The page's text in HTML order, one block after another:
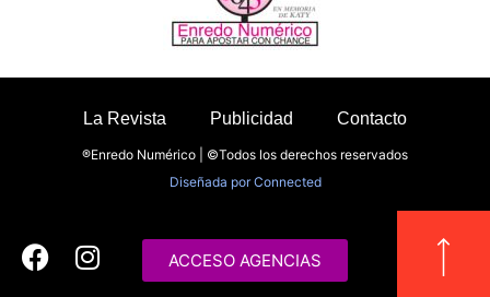
La Revista Publicidad Contacto
®Enredo Numérico | ©Todos los derechos reservados
Diseñada porConnected
ACCESO AGENCIAS